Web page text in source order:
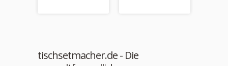
tischsetmacher.de - Die